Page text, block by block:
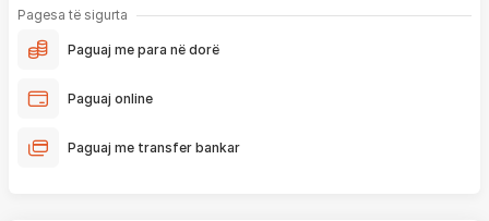
përfshirë momentin kur produkti arrin në depon tonë, dhe
më lartë. Ju lusim të keni parasysh që festat ndërkombëtare ndikojnë që
liferimi të shtyhet për rreth 2 ditë.
Pagesa të sigurta
Paguaj me para në dorë
Paguaj online
Paguaj me transfer bankar